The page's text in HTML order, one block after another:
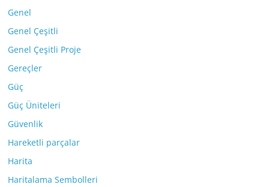
Genel
Genel Çeşitli
Genel Çeşitli Proje
Gereçler
Güç
Güç Üniteleri
Güvenlik
Hareketli parçalar
Harita
Haritalama Sembolleri